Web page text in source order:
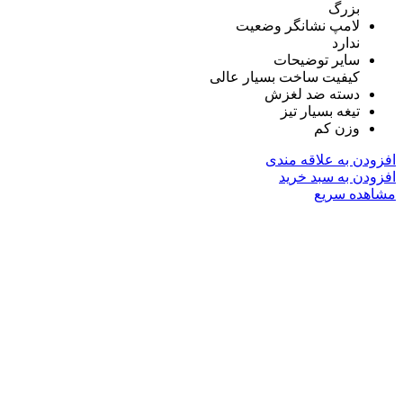
بزرگ
لامپ نشانگر وضعیت
ندارد
سایر توضیحات
کیفیت ساخت بسیار عالی
دسته ضد لغزش
تیغه بسیار تیز
وزن کم
افزودن به علاقه مندی
افزودن به سبد خرید
مشاهده سریع